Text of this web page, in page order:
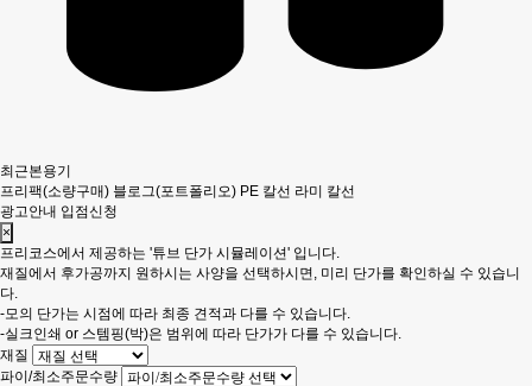
최근본용기
프리팩(소량구매) 블로그(포트폴리오) PE 칼선 라미 칼선
광고안내 입점신청
×
프리코스에서 제공하는 '튜브 단가 시뮬레이션' 입니다.
재질에서 후가공까지 원하시는 사양을 선택하시면, 미리 단가를 확인하실 수 있습니
다.
-모의 단가는 시점에 따라 최종 견적과 다를 수 있습니다.
-실크인쇄 or 스템핑(박)은 범위에 따라 단가가 다를 수 있습니다.
재질
파이/최소주문수량